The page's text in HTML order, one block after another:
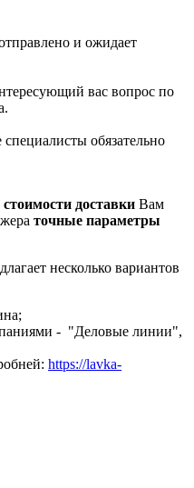
и ожидает
вас вопрос по
обязательно
доставки Вам
точные параметры
несколько вариантов
- "Деловые линии",
https://lavka-